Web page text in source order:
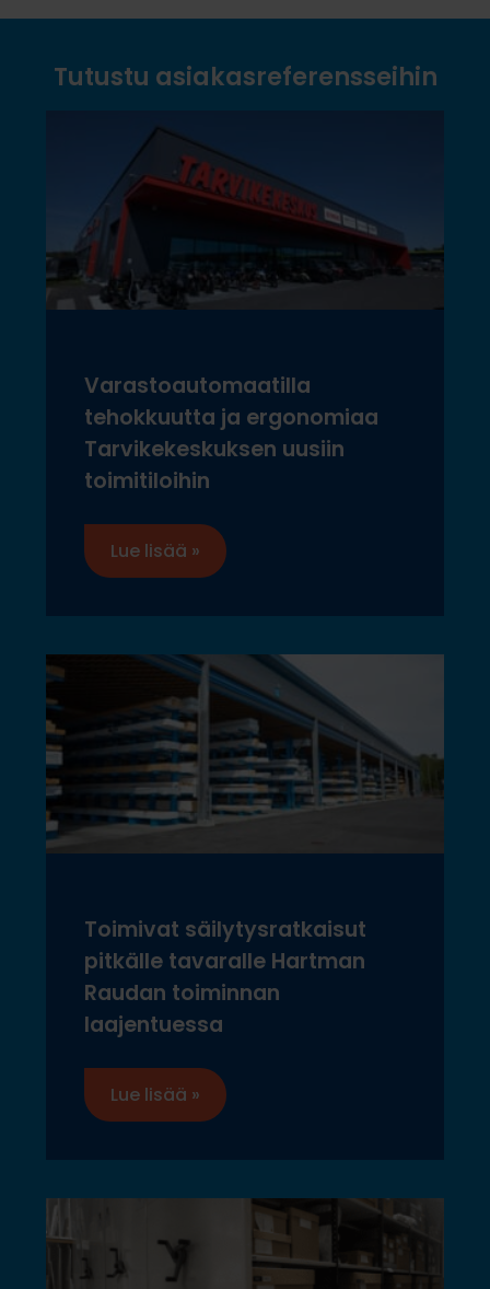
Tutustu asiakasreferensseihin
Varastoautomaatilla
tehokkuutta ja ergonomiaa
Tarvikekeskuksen uusiin
toimitiloihin
Lue lisää »
Toimivat säilytysratkaisut
pitkälle tavaralle Hartman
Raudan toiminnan
laajentuessa
Lue lisää »